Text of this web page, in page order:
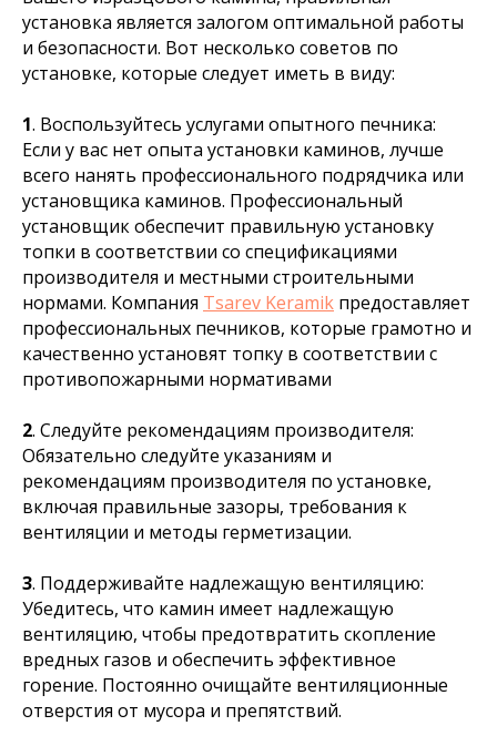
установка является залогом оптимальной работы
и безопасности. Вот несколько советов по
установке, которые следует иметь в виду:
1. Воспользуйтесь услугами опытного печника:
Если у вас нет опыта установки каминов, лучше
всего нанять профессионального подрядчика или
установщика каминов. Профессиональный
установщик обеспечит правильную установку
топки в соответствии со спецификациями
производителя и местными строительными
нормами. Компания Tsarev Keramik предоставляет
профессиональных печников, которые грамотно и
качественно установят топку в соответствии с
противопожарными нормативами
2. Следуйте рекомендациям производителя:
Обязательно следуйте указаниям и
рекомендациям производителя по установке,
включая правильные зазоры, требования к
вентиляции и методы герметизации.
3. Поддерживайте надлежащую вентиляцию:
Убедитесь, что камин имеет надлежащую
вентиляцию, чтобы предотвратить скопление
вредных газов и обеспечить эффективное
горение. Постоянно очищайте вентиляционные
отверстия от мусора и препятствий.